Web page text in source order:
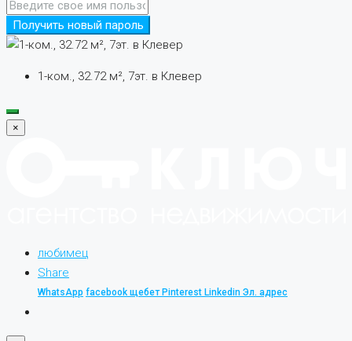
Получить новый пароль
1-ком., 32.72 м², 7эт. в Клевер
×
любимец
Share
WhatsApp facebook щебет Pinterest Linkedin Эл. адрес